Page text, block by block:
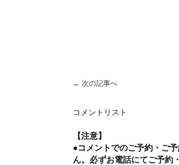
← 次の記事へ
コメントリスト
【注意】
●コメントでのご予約・ご
ん。必ずお電話にてご予約